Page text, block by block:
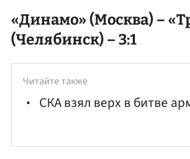
«Динамо» (Москва) –
(Челябинск) – 3:1
Читайте также
СКА взял верх в битве